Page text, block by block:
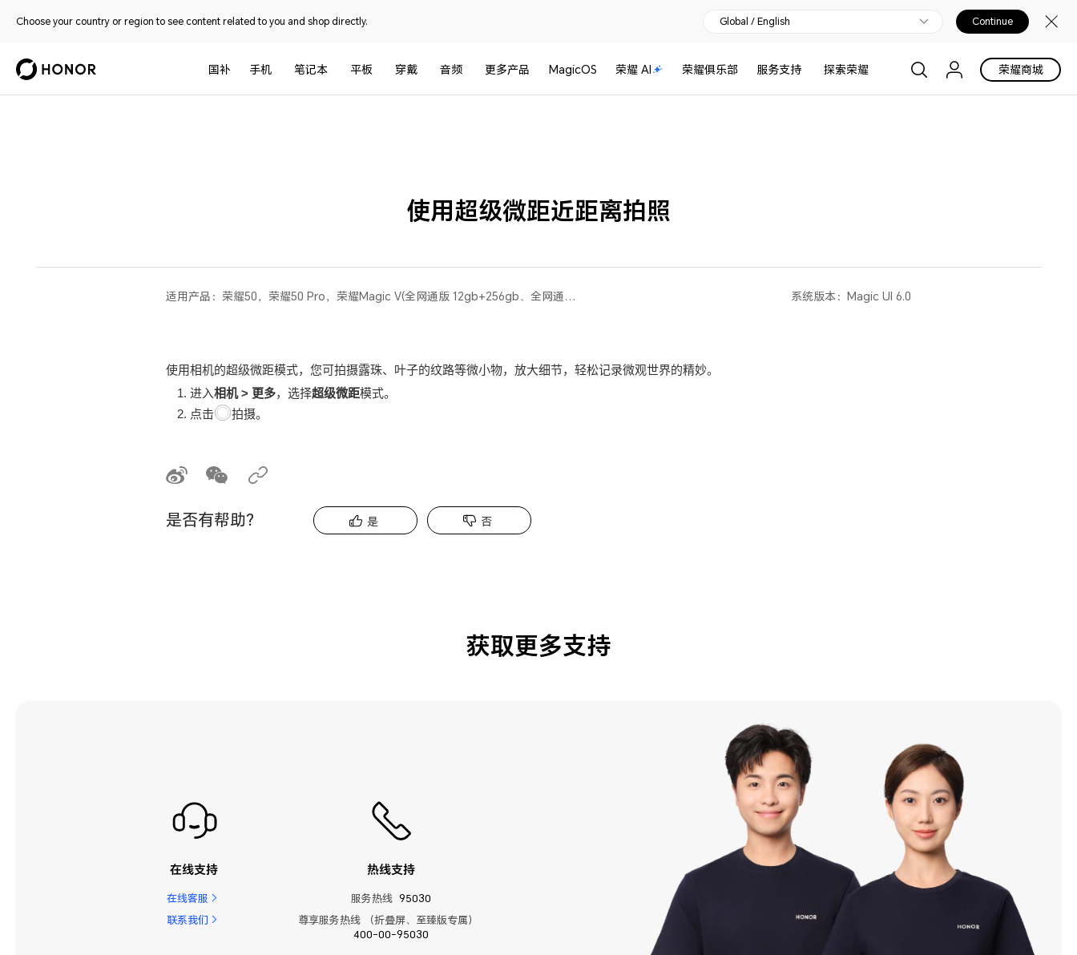
Choose your country or region to see content related to you and shop directly. Global / English Continue
国补 手机 笔记本 平板 穿戴 音频 更多产品 MagicOS 荣耀 AI 荣耀俱乐部 服务支持 探索荣耀 荣耀商城
使用超级微距近距离拍照
适用产品： 荣耀50，荣耀50 Pro，荣耀Magic V(全网通版 12gb+256gb、全网通版 12gb+512gb) 系统版本：Magic UI 6.0
使用相机的超级微距模式，您可拍摄露珠、叶子的纹路等微小物，放大细节，轻松记录微观世界的精妙。
进入相机> 更多，选择超级微距模式。
点击
拍摄。
是否有帮助？ 是 否
获取更多支持
在线支持
在线客服
联系我们
热线支持
服务热线 95030
尊享服务热线 （折叠屏、至臻版专属）
400-00-95030